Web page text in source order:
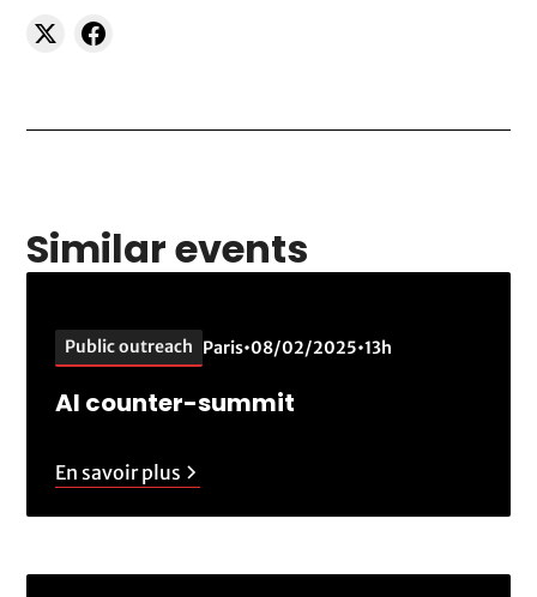
Similar events
Public outreach Paris•08/02/2025•13h
AI counter-summit
En savoir plus